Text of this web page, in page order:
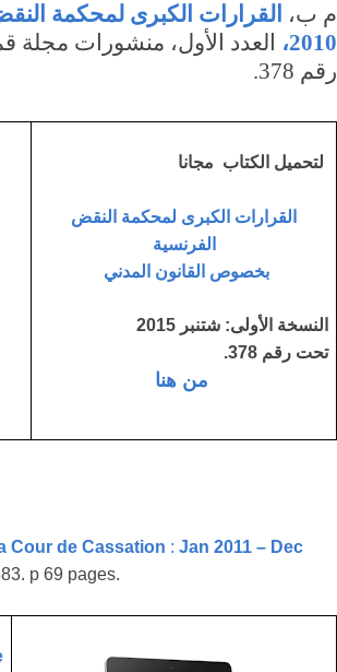
م ب،
2010،
رقم 378.
لتحميل الكتاب مجانا
القرارات الكبرى لمحكمة النقض
الفرنسية
بخصوص القانون المدني
النسخة الأولى: شتنبر 2015
تحت رقم 378.
من هنا
Cour de Cassation : Jan 2011 – Dec
p 69 pages.